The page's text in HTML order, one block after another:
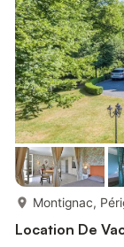
DANS LE
TOUS LES
Montignac,
Location De